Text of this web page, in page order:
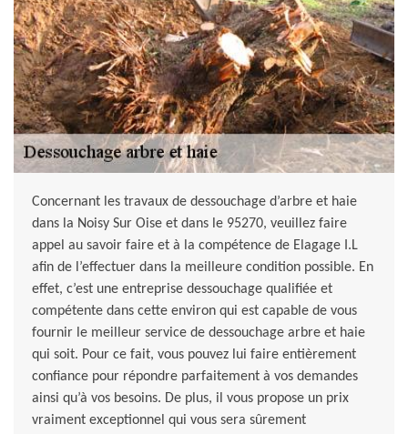
Concernant les travaux de dessouchage d’arbre et haie
dans la Noisy Sur Oise et dans le 95270, veuillez faire
appel au savoir faire et à la compétence de Elagage I.L
afin de l’effectuer dans la meilleure condition possible. En
effet, c’est une entreprise dessouchage qualifiée et
compétente dans cette environ qui est capable de vous
fournir le meilleur service de dessouchage arbre et haie
qui soit. Pour ce fait, vous pouvez lui faire entièrement
confiance pour répondre parfaitement à vos demandes
ainsi qu’à vos besoins. De plus, il vous propose un prix
vraiment exceptionnel qui vous sera sûrement